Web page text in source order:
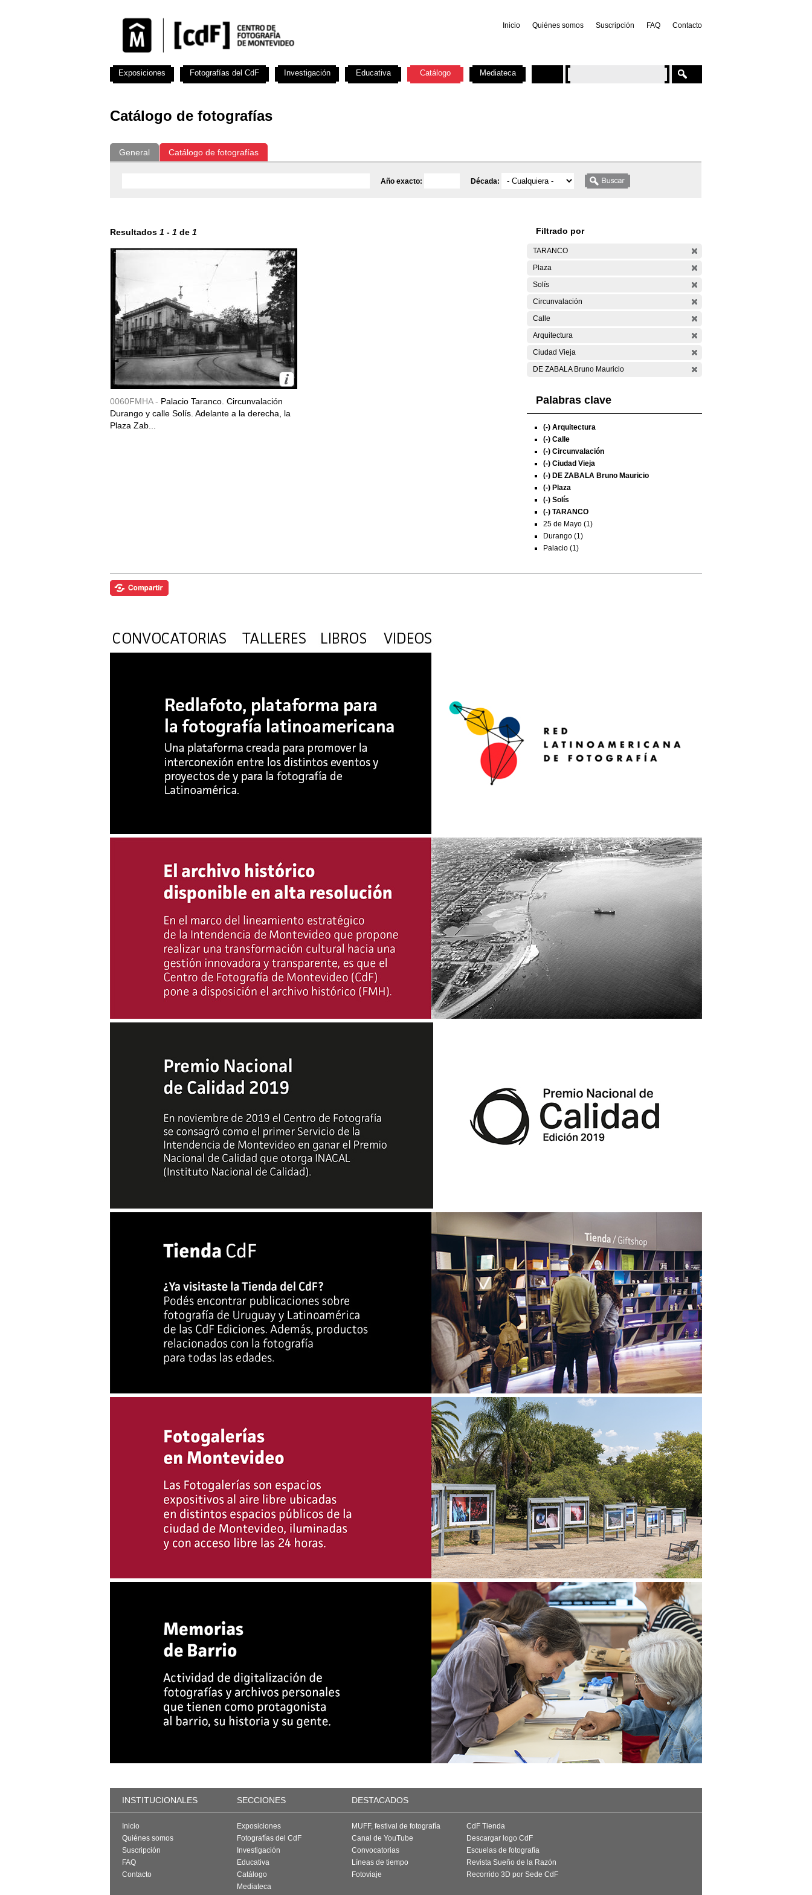
Inicio Quiénes somos Suscripción FAQ Contacto
Catálogo de fotografías
General Catálogo de fotografías
Año exacto: Década:
Resultados 1 - 1 de 1
0060FMHA - Palacio Taranco. Circunvalación
Durango y calle Solís. Adelante a la derecha, la
Plaza Zab...
Filtrado por
TARANCO
Plaza
Solís
Circunvalación
Calle
Arquitectura
Ciudad Vieja
DE ZABALA Bruno Mauricio
Palabras clave
(-) Arquitectura
(-) Calle
(-) Circunvalación
(-) Ciudad Vieja
(-) DE ZABALA Bruno Mauricio
(-) Plaza
(-) Solís
(-) TARANCO
25 de Mayo (1)
Durango (1)
Palacio (1)
Exposiciones Fotografías del CdF Investigación Educativa Catálogo Mediateca
INSTITUCIONALES SECCIONES DESTACADOS
Inicio
Quiénes somos
Suscripción
FAQ
Contacto
Exposiciones
Fotografías del CdF
Investigación
Educativa
Catálogo
Mediateca
MUFF, festival de fotografía
Canal de YouTube
Convocatorias
Líneas de tiempo
Fotoviaje
CdF Tienda
Descargar logo CdF
Escuelas de fotografía
Revista Sueño de la Razón
Recorrido 3D por Sede CdF